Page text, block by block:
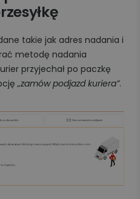
takie jak adres nadania i
metodę nadania
przyjechał po paczkę
„zamów podjazd kuriera”.